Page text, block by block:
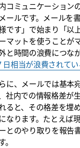
コミュニケーション
ールです。メールを
です」で始まり「以
マットを使うことが
と時間の浪費につなが
日相当が浪費されて
に、メールでは基本
社内での情報格差が
ると、その格差を埋
なります。たとえば
とのやり取りを報告
。